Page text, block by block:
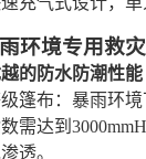
环境专用救
越的防水防潮性能
篷布：暴雨环
需达到
透。